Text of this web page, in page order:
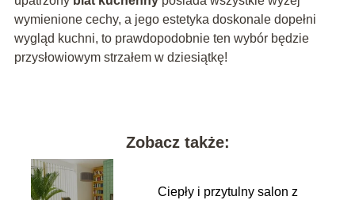
wymienione cechy, a jego estetyka doskonale dopełni
wygląd kuchni, to prawdopodobnie ten wybór będzie
przysłowiowym strzałem w dziesiątkę!
Zobacz także:
Ciepły i przytulny salon z